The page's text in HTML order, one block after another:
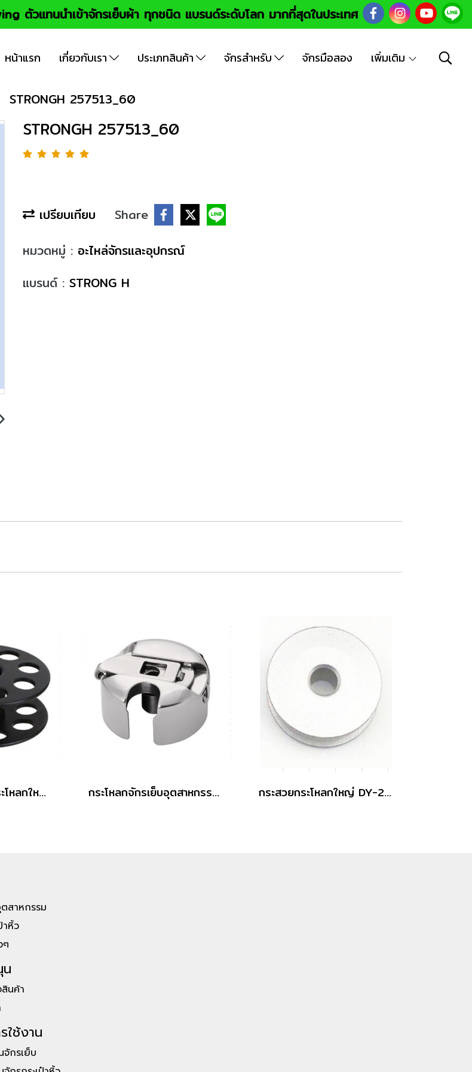
ตัวแทนนำเข้าจักรเย็บผ้า ทุกชนิด แบรนด์ระดับโลก มากที่สุดในประเทศ
หน้าแรก เกี่ยวกับเรา ประเภทสินค้า จักรสำหรับ จักรมือสอง เพิ่มเติม
STRONGH 257513_60
STRONGH 257513_60
เปรียบเทียบ
Share
หมวดหมู่ : อะไหล่จักรและอุปกรณ์
แบรนด์ : STRONG H
กระสวยจักรเย็บกระโหลกใหญ่ 201 Grade B กระโหลกจักรเย็บอุตสาหกรรม BC-DB1 (MGP) กระสวยกระโหลกใหญ่ DY-201 18034 แบบอลูมิเนียม
สาหกรรม
าหิ้ว
ๆ
นค้า
ใช้งาน
จักรเย็บ